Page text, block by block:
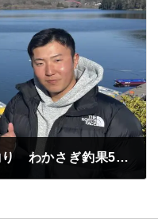
豊田市 おっけんさん 初めてのわかさぎ釣り わかさぎ釣果50匹 釣れると楽しすぎ カレーうどん美味しすぎ😁